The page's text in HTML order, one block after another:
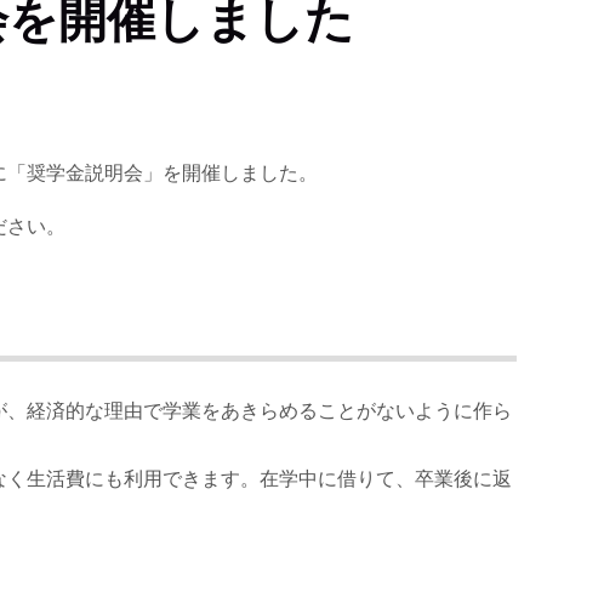
開催しました
奨学金説明会」を開催しました。
い。
経済的な理由で学業をあきらめることがないように作ら
生活費にも利用できます。在学中に借りて、卒業後に返